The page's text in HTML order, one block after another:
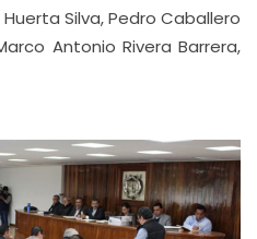
Silva, Pedro Caballero
Antonio Rivera Barrera,